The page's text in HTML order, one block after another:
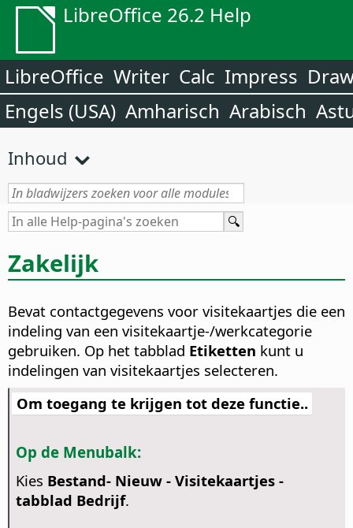
LibreOffice 26.2 Help
LibreOffice Writer Calc Impress
Engels (USA) Amharisch Arabisch
Inhoud
Zakelijk
Bevat contactgegevens voor visitekaartjes die een
indeling van een visitekaartje-/werkcategorie
gebruiken. Op het tabblad Etiketten kunt u
indelingen van visitekaartjes selecteren.
Om toegang te krijgen tot deze functie..
Op de Menubalk:
Kies Bestand- Nieuw - Visitekaartjes -
tabblad Bedrijf.